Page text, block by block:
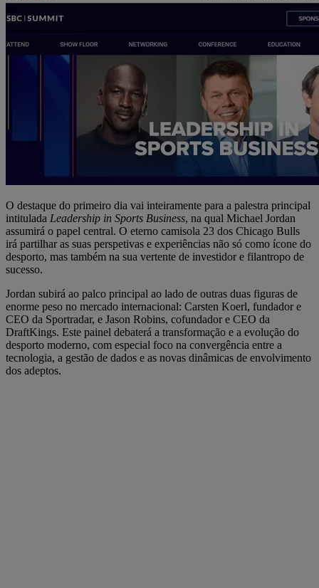
O destaque do primeiro dia vai inteiramente para a palestra principal
intitulada Leadership in Sports Business, na qual Michael Jordan
assumirá o papel central. O eterno camisola 23 dos Chicago Bulls
irá partilhar as suas perspetivas e experiências não só como ícone do
desporto, mas também na sua vertente de investidor e filantropo de
sucesso.
Jordan subirá ao palco principal ao lado de outras duas figuras de
enorme peso no mercado internacional: Carsten Koerl, fundador e
CEO da Sportradar, e Jason Robins, cofundador e CEO da
DraftKings. Este painel debaterá a transformação e a evolução do
desporto moderno, com especial foco na convergência entre a
tecnologia, a gestão de dados e as novas dinâmicas de envolvimento
dos adeptos.